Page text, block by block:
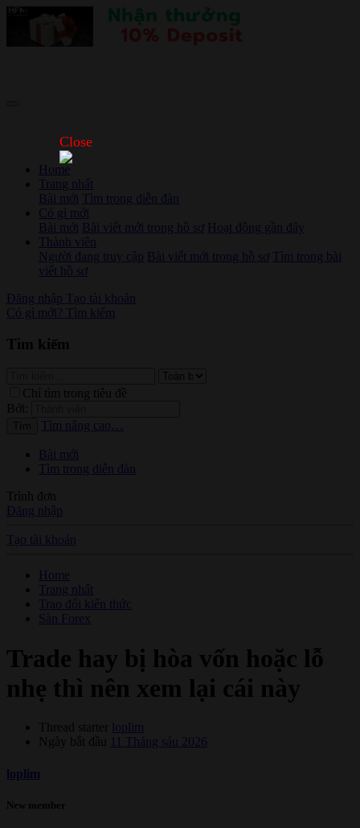
Home
Trang nhất
Bài mới
Tìm trong diễn đàn
Có gì mới
Bài mới Bài viết mới trong hồ sơ Hoạt động gần đây
Thành viên
Người đang truy cập Bài viết mới trong hồ sơ Tìm trong bài
viết hồ sơ
Đăng nhập Tạo tài khoản
Có gì mới? Tìm kiếm
Tìm kiếm
Chỉ tìm trong tiêu đề
Bởi:
Tìm nâng cao…
Bài mới
Tìm trong diễn đàn
Trình đơn
Đăng nhập
Tạo tài khoản
Home
Trang nhất
Trao đổi kiến thức
Sàn Forex
Trade hay bị hòa vốn hoặc lỗ
nhẹ thì nên xem lại cái này
Thread starter
loplim
Ngày bắt đầu
11 Tháng sáu 2026
loplim
New member
Close